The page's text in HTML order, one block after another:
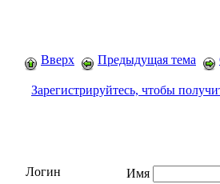
Вверх Предыдущая тема
Зарегистрируйтесь, чтобы
Логин
Имя